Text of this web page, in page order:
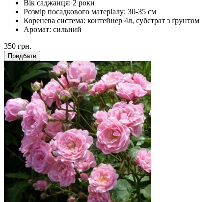
Вік саджанця: 2 роки
Розмір посадкового матеріалу: 30-35 см
Коренева система: контейнер 4л, субстрат з ґрунтом
Аромат: сильний
350 грн.
Придбати